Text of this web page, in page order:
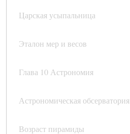
Царская усыпальница
Эталон мер и весов
Глава 10 Астрономия
Астрономическая обсерватория
Возраст пирамиды